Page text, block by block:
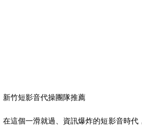
新竹短影音代操團隊推薦
在這個一滑就過、資訊爆炸的短影音時代